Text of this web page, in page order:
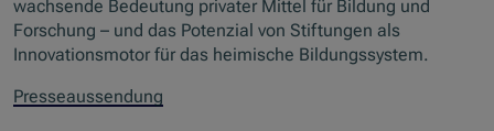
wachsende Bedeutung privater Mittel für Bildung und
Forschung – und das Potenzial von Stiftungen als
Innovationsmotor für das heimische Bildungssystem.
Presseaussendung